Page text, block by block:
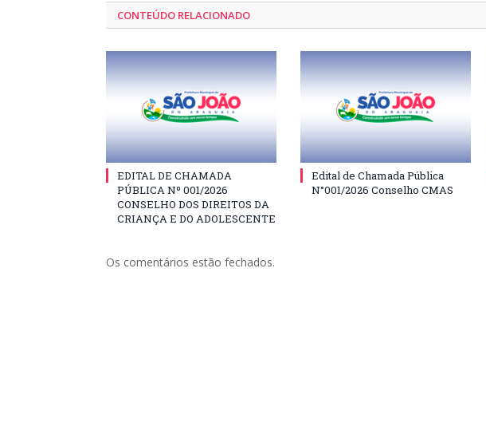
CONTEÚDO RELACIONADO
EDITAL DE CHAMADA
PÚBLICA Nº 001/2026
CONSELHO DOS DIREITOS DA
CRIANÇA E DO ADOLESCENTE
Edital de Chamada Pública
N°001/2026 Conselho CMAS
Os comentários estão fechados.